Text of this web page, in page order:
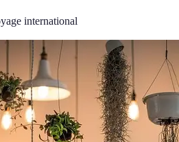
international